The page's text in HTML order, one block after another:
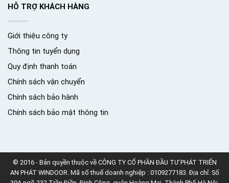
HỖ TRỢ KHÁCH HÀNG
Giới thiệu công ty
Thông tin tuyển dụng
Quy định thanh toán
Chính sách vận chuyển
Chính sách bảo hành
Chính sách bảo mật thông tin
© 2016 - Bản quyền thuộc về CÔNG TY CỔ PHẦN ĐẦU TƯ PHÁT TRIỂN
AN PHÁT WINDOOR. Mã số thuế doanh nghiệp : 0109277183. Địa chỉ: Số